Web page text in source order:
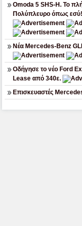
Omoda 5 SHS-H. Το
Πολύπλευρο όπως εσύ!
Νέα Mercedes-Benz
Οδήγησε το νέο Ford
Lease από 340ε.
Επισκευαστές